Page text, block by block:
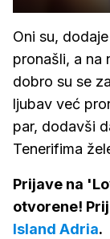
Oni su,
pronašli, a na
dobro su se
ljubav već
par, dodavši
Tenerifima
Prijave na
otvorene!
Island Adria.